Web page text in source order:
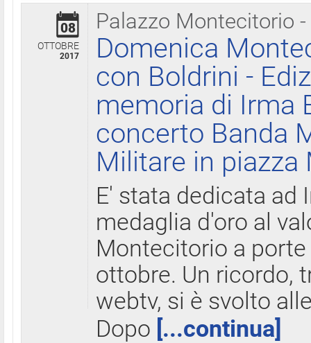
Palazzo Montecitorio
08
OTTOBRE
2017
Domenica
con Boldrini -
memoria di Irma
concerto Banda
Militare in
E' stata dedicata ad
medaglia d'oro al
Montecitorio a
ottobre. Un ricordo,
webtv, si è svolto
Dopo [...continua]